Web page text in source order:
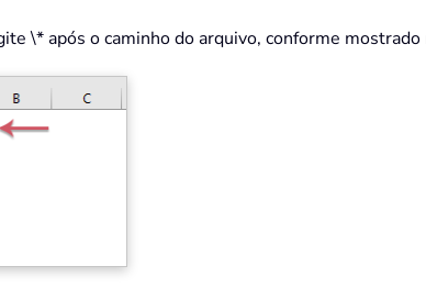
\* após o caminho do arquivo, conforme